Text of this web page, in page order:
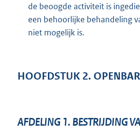
de beoogde activiteit is
een behoorlijke behandeling
niet mogelijk is.
HOOFDSTUK 2.
AFDELING 1. BESTRIJDING